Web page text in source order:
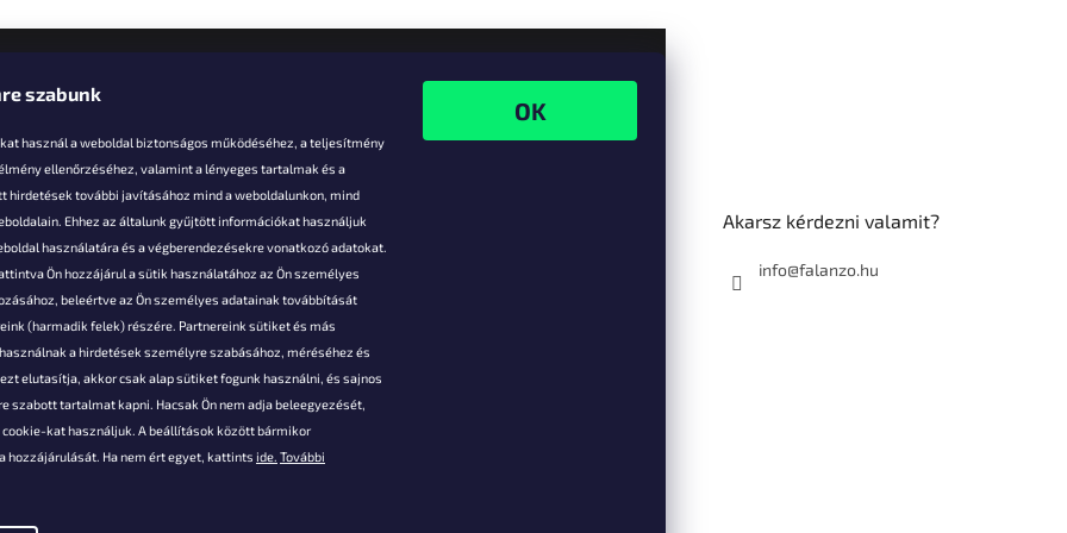
szabunk
használ a weboldal biztonságos működéséhez, a teljesítmény
ellenőrzéséhez, valamint a lényeges tartalmak és a
hirdetések további javításához mind a weboldalunkon, mind
Ehhez az általunk gyűjtött információkat használjuk
használatára és a végberendezésekre vonatkozó adatokat.
Ön hozzájárul a sütik használatához az Ön személyes
beleértve az Ön személyes adatainak továbbítását
(harmadik felek) részére. Partnereink sütiket és más
a hirdetések személyre szabásához, méréséhez és
elutasítja, akkor csak alap sütiket fogunk használni, és sajnos
szabott tartalmat kapni. Hacsak Ön nem adja beleegyezését,
cookie-kat használjuk. A beállítások között bármikor
hozzájárulását. Ha nem ért egyet, kattints ide. További
fizetés
áruk
adatok
feltételei
adatok
Akarsz kérdezni valamit?
info@falanzo.hu